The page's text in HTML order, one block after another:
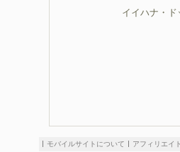
イイハナ・ド
モバイルサイトについて アフィリエイ